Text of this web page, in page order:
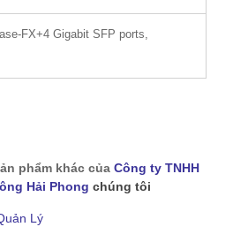
FX+4 Gigabit SFP ports,
phẩm khác của Công ty TNHH
Hải Phong chúng tôi
Lý